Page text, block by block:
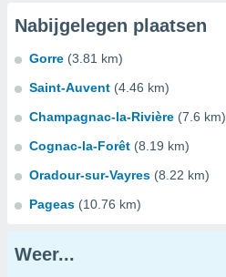
Nabijgelegen plaatsen
Gorre (3.81 km)
Saint-Auvent (4.46 km)
Champagnac-la-Rivière (7.6 km)
Cognac-la-Forêt (8.19 km)
Oradour-sur-Vayres (8.22 km)
Pageas (10.76 km)
Weer...